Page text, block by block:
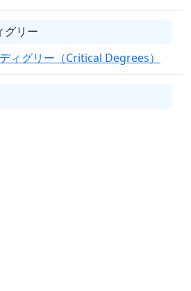
グリー
ィグリー（Critical Degrees）